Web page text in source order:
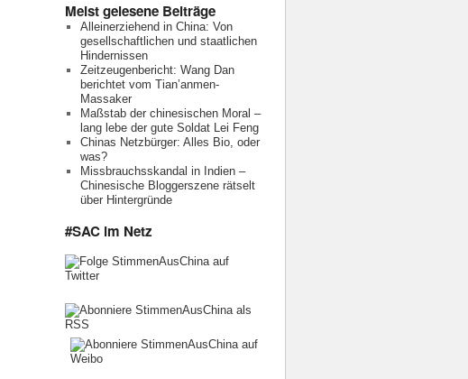
Meist gelesene Beiträge
Alleinerziehend in China: Von
gesellschaftlichen und staatlichen
Hindernissen
Zeitzeugenbericht: Wang Dan
berichtet vom Tian’anmen-
Massaker
Maßstab der chinesischen Moral –
lang lebe der gute Soldat Lei Feng
Chinas Netzbürger: Alles Bio, oder
was?
Missbrauchsskandal in Indien –
Chinesische Bloggerszene rätselt
über Hintergründe
#SAC im Netz